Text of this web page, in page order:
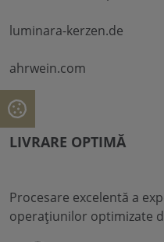
luminara-kerzen.de
ahrwein.com
LIVRARE OPTIMĂ
Procesare excelentă a
operațiunilor optimizate